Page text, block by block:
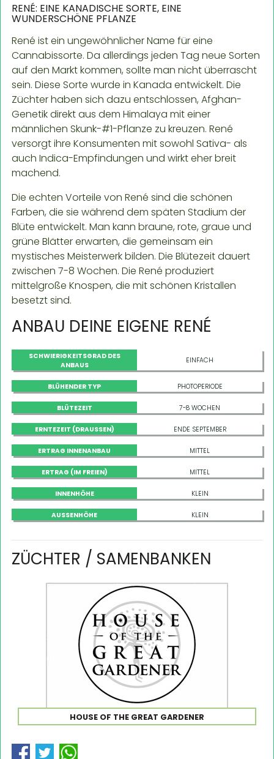
RENÉ: EINE KANADISCHE SORTE, EINE
WUNDERSCHÖNE PFLANZE
René ist ein ungewöhnlicher Name für eine
Cannabissorte. Da allerdings jeden Tag neue Sorten
auf den Markt kommen, sollte man nicht überrascht
sein. Diese Sorte wurde in Kanada entwickelt. Die
Züchter haben sich dazu entschlossen, Afghan-
Genetik direkt aus dem Himalaya mit einer
männlichen Skunk-#1-Pflanze zu kreuzen. René
versorgt ihre Konsumenten mit sowohl Sativa- als
auch Indica-Empfindungen und wirkt eher breit
machend.
Die echten Vorteile von René sind die schönen
Farben, die sie während dem späten Stadium der
Blüte entwickelt. Man kann braune, rote, graue und
grüne Blätter erwarten, die gemeinsam ein
mystisches Meisterwerk bilden. Die Blütezeit dauert
zwischen 7-8 Wochen. Die René produziert
mittelgroße Knospen, die mit schönen Kristallen
besetzt sind.
ANBAU DEINE EIGENE RENÉ
SCHWIERIGKEITSGRAD DES
ANBAUS
EINFACH
BLÜHENDER TYP PHOTOPERIODE
BLÜTEZEIT 7-8 WOCHEN
ERNTEZEIT (DRAUSSEN) ENDE SEPTEMBER
ERTRAG INNENANBAU MITTEL
ERTRAG (IM FREIEN) MITTEL
INNENHÖHE KLEIN
AUSSENHÖHE KLEIN
ZÜCHTER / SAMENBANKEN
HOUSE OF THE GREAT GARDENER